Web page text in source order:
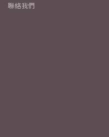
聯絡我們